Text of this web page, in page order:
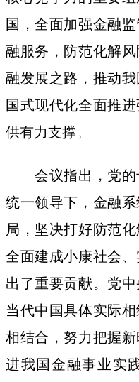
国，全面加强金融
融服务，防范化解
融发展之路，推动
国式现代化全面推
供有力支撑。
会议指出，党的
统一领导下，金融
局，坚决打好防范
全面建成小康社会
出了重要贡献。党
当代中国具体实际
相结合，努力把握
进我国金融事业实